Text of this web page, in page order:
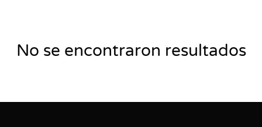
No se encontraron resultados